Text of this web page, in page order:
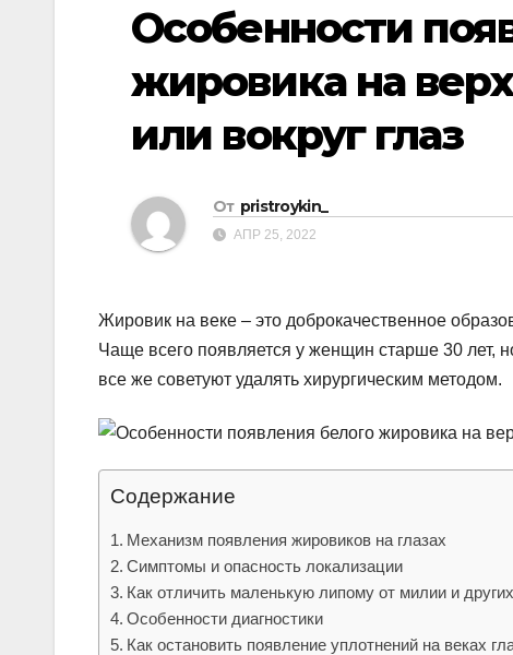
Особенности
жировика на
или вокруг глаз
От pristroykin_
АПР 25, 2022
Жировик на веке – это доброкачественное
Чаще всего появляется у женщин старше 30 лет,
все же советуют удалять хирургическим методом.
Содержание
Механизм появления жировиков на глазах
Симптомы и опасность локализации
Как отличить маленькую липому от милии и
Особенности диагностики
Как остановить появление уплотнений на веках